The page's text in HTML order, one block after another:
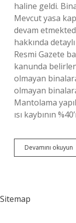
haline geldi.
Mevcut yasa
devam
hakkında
Resmi Gazete
kanunda
olmayan
olmayan
Mantolama
ısı kaybının
Devamını okuyun
Sitemap